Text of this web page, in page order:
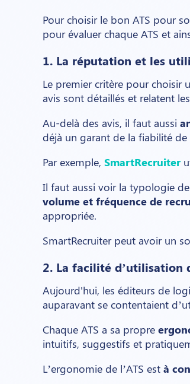
Pour choisir le bon ATS pour
pour évaluer chaque ATS et
1. La réputation et les
Le premier critère pour choisir
avis sont détaillés et relatent
Au-delà des avis, il faut aussi
déjà un garant de la fiabilité de
Par exemple, SmartRecruiter
Il faut aussi voir la typologie
volume et fréquence de
appropriée.
SmartRecruiter peut avoir un
2. La facilité d’utilisation
Aujourd'hui, les éditeurs de
auparavant se contentaient
Chaque ATS a sa propre
intuitifs, suggestifs et
L’ergonomie de l’ATS est à